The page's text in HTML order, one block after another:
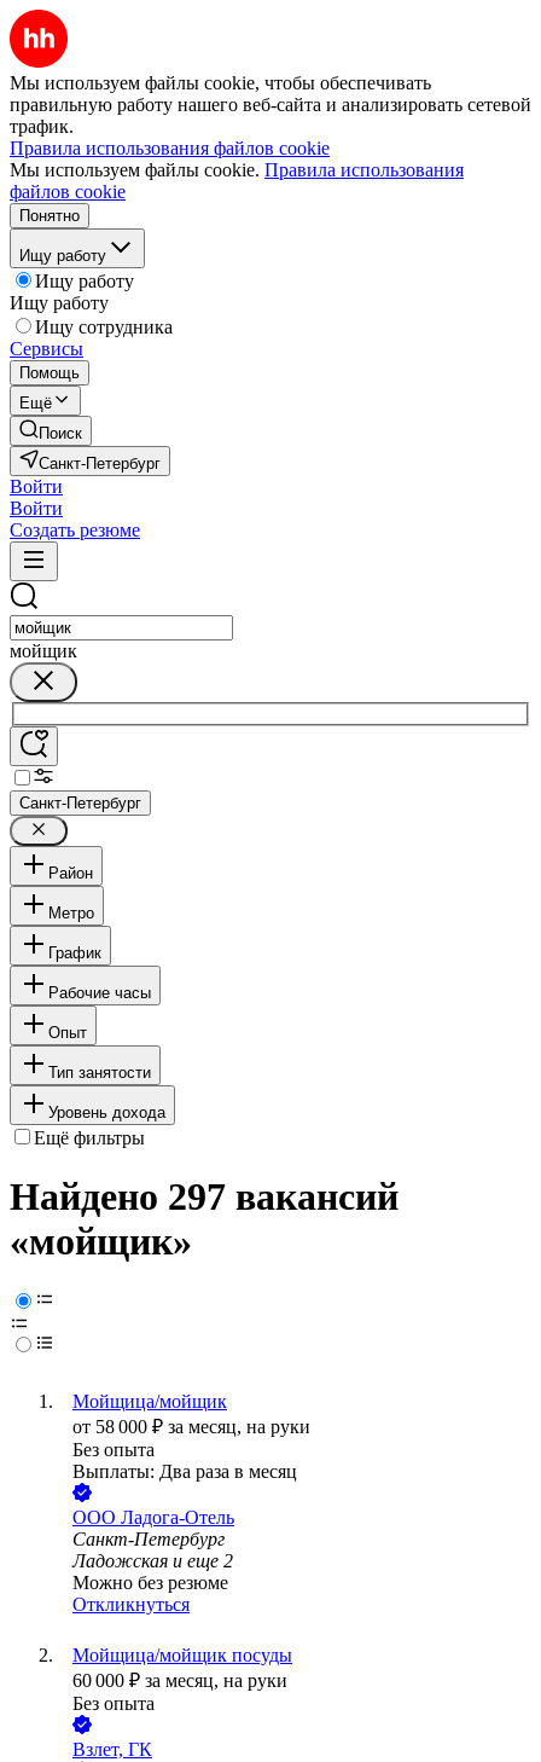
Мы используем файлы cookie, чтобы обеспечивать
правильную работу нашего веб-сайта и анализировать сетевой
трафик.
Правила использования файлов cookie
Мы используем файлы cookie. Правила использования
файлов cookie
Понятно
Ищу работу
Ищу работу
Ищу работу
Ищу сотрудника
Сервисы
Помощь
Ещё
Поиск
Санкт-Петербург
Войти
Войти
Создать резюме
мойщик
Санкт-Петербург
Район
Метро
График
Рабочие часы
Опыт
Тип занятости
Уровень дохода
Ещё фильтры
Найдено 297 вакансий
«мойщик»
Мойщица/мойщик
от 58 000 ₽ за месяц, на руки
Без опыта
Выплаты: Два раза в месяц
ООО Ладога-Отель
Санкт-Петербург
Ладожская и еще 2
Можно без резюме
Откликнуться
Мойщица/мойщик посуды
60 000 ₽ за месяц, на руки
Без опыта
Взлет, ГК